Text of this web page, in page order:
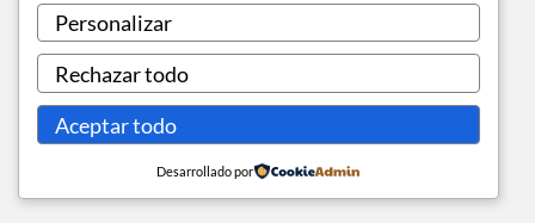
Personalizar
Rechazar todo
Aceptar todo
Desarrollado por